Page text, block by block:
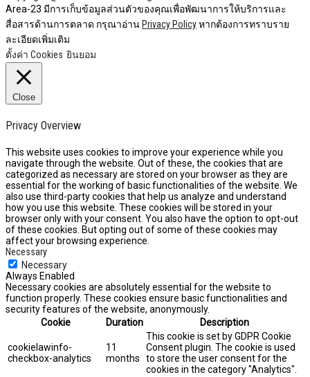
Area-23 มีการเก็บข้อมูลส่วนตัวของคุณเพื่อพัฒนาการให้บริการและ
สื่อสารด้านการตลาด กรุณาอ่าน Privacy Policyหากต้องการทราบราย
ละเอียดเพิ่มเติม
ตั้งค่า Cookies ยินยอม
Close
Privacy Overview
This website uses cookies to improve your experience while you
navigate through the website. Out of these, the cookies that are
categorized as necessary are stored on your browser as they are
essential for the working of basic functionalities of the website. We
also use third-party cookies that help us analyze and understand
how you use this website. These cookies will be stored in your
browser only with your consent. You also have the option to opt-out
of these cookies. But opting out of some of these cookies may
affect your browsing experience.
Necessary
Necessary
Always Enabled
Necessary cookies are absolutely essential for the website to
function properly. These cookies ensure basic functionalities and
security features of the website, anonymously.
Cookie
Duration Description
cookielawinfo-
checkbox-analytics
11
months
This cookie is set by GDPR Cookie
Consent plugin. The cookie is used
to store the user consent for the
cookies in the category "Analytics".